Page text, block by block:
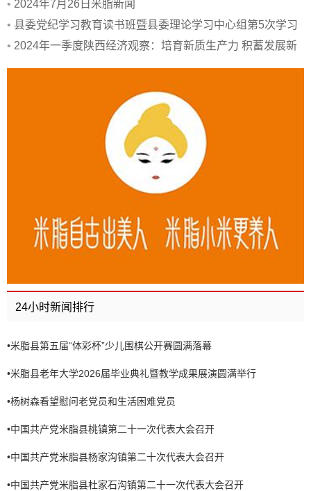
• 2024年7月26日米脂新闻
• 县委党纪学习教育读书班暨县委理论学习中心组第5次学习
会议召开
• 2024年一季度陕西经济观察：培育新质生产力 积蓄发展新
动能
24小时新闻排行
•米脂县第五届“体彩杯”少儿围棋公开赛圆满落幕
•米脂县老年大学2026届毕业典礼暨教学成果展演圆满举行
•杨树森看望慰问老党员和生活困难党员
•中国共产党米脂县桃镇第二十一次代表大会召开
•中国共产党米脂县杨家沟镇第二十次代表大会召开
•中国共产党米脂县杜家石沟镇第二十一次代表大会召开